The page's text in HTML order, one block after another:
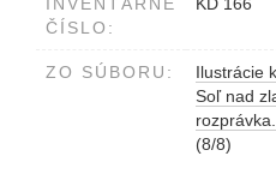
INVENTÁRNE
ČÍSLO:
KD 166
ZO SÚBORU:
Ilustrácie
Soľ nad
(8/8)